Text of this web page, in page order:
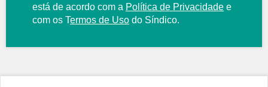
está de acordo com a Política de Privacidade e
com os Termos de Uso do Síndico.